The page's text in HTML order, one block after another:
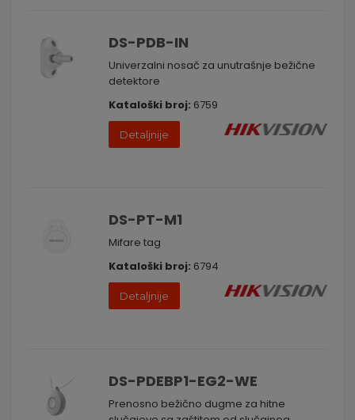
DS-PDB-IN
Univerzalni nosač za unutrašnje bežične
detektore
Kataloški broj: 6759
Detaljnije
DS-PT-M1
Mifare tag
Kataloški broj: 6794
Detaljnije
DS-PDEBP1-EG2-WE
Prenosno bežično dugme za hitne